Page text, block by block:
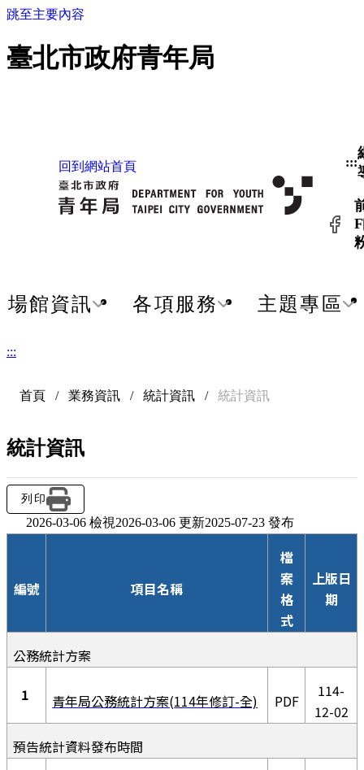
跳至主要內容
臺北市政府青年局
回到網站首頁 :::
場館資訊 各項服務 主題專區
:::
首頁 / 業務資訊 / 統計資訊 / 統計資訊
統計資訊
列印
2026-03-06 檢視2026-03-06 更新2025-07-23 發布
編號 項目名稱
檔
案
格
式
上版日
期
公務統計方案
1
青年局公務統計方案(114年修訂-全) PDF
114-
12-02
預告統計資料發布時間